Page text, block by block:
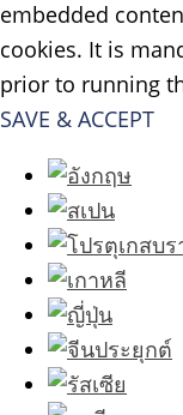
embedded
cookies. It is
prior to running
SAVE & ACCEPT